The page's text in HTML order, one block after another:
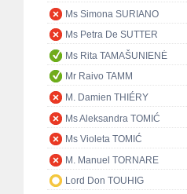
Ms Simona SURIANO
Ms Petra De SUTTER
Ms Rita TAMAŠUNIENĖ
Mr Raivo TAMM
M. Damien THIÉRY
Ms Aleksandra TOMIĆ
Ms Violeta TOMIĆ
M. Manuel TORNARE
Lord Don TOUHIG